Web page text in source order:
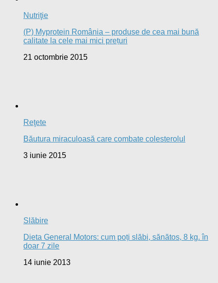
Nutriţie
(P) Myprotein România – produse de cea mai bună
calitate la cele mai mici prețuri
21 octombrie 2015
Reţete
Băutura miraculoasă care combate colesterolul
3 iunie 2015
Slăbire
Dieta General Motors: cum poți slăbi, sănătos, 8 kg. în
doar 7 zile
14 iunie 2013